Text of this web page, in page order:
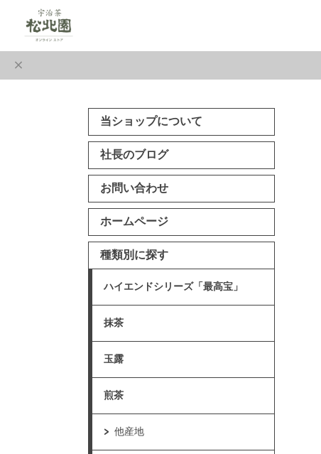
当ショップについて
社長のブログ
お問い合わせ
ホームページ
種類別に探す
ハイエンドシリーズ「最高宝」
抹茶
玉露
煎茶
他産地